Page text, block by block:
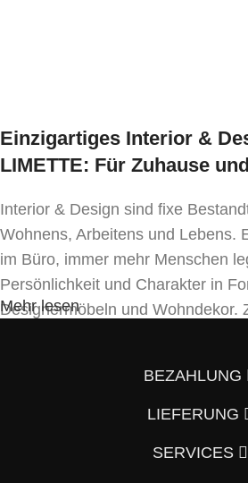
Einzigartiges Interior &
LIMETTE: Für Zuhause
Interior & Design sind fixe
Wohnens, Arbeitens und Lebens.
im Büro, immer mehr Menschen
Persönlichkeit und Charakter in
Designermöbeln und Wohndekor.
von der Masse abzuheben.
Vorzimmer, Wohnzimmer,
Mehr lesen
BEZAHLUNG
LIEFERUNG
SERVICES